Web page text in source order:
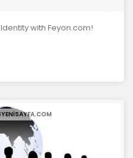
with Feyon.com!